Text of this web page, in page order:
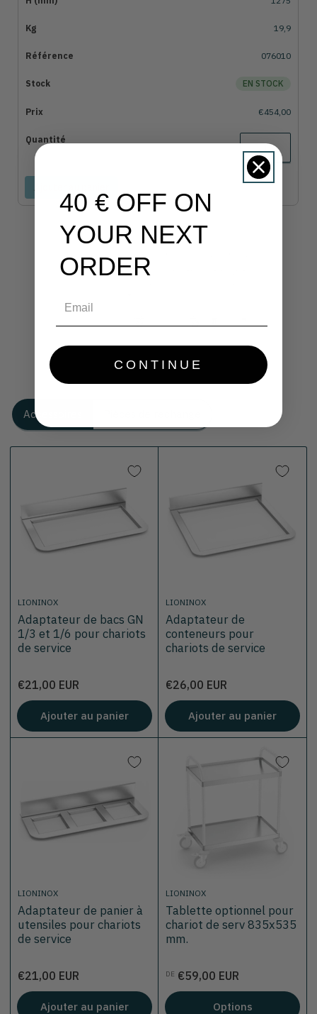
19,9
076010
EN STOCK
€454,00
Ajouter au panier
Accessoires
LIONINOX
Adaptateur de bacs GN
1/3 et 1/6 pour chariots
de service
Prix
€21,00 EUR
Ajouter au panier
LIONINOX
Adaptateur de
conteneurs pour
chariots de service
Prix
€26,00 EUR
Ajouter au panier
LIONINOX
Adaptateur de panier à
utensiles pour chariots
de service
Prix
€21,00 EUR
Ajouter au panier
LIONINOX
Tablette optionnel pour
chariot de serv 835x535
mm.
Prix
DE €59,00 EUR
Options
40 € OFF ON
YOUR NEXT
ORDER
CONTINUE